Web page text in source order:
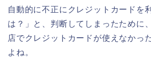
自動的に不正にクレジットカードを
は？」と、判断してしまったために
店でクレジットカードが使えなかっ
よね。